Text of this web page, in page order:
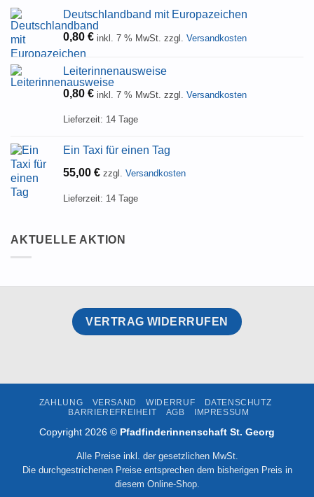
Deutschlandband mit Europazeichen
0,80 € inkl. 7 % MwSt. zzgl. Versandkosten
Leiterinnenausweise
0,80 € inkl. 7 % MwSt. zzgl. Versandkosten
Lieferzeit: 14 Tage
Ein Taxi für einen Tag
55,00 € zzgl. Versandkosten
Lieferzeit: 14 Tage
AKTUELLE AKTION
VERTRAG WIDERRUFEN
ZAHLUNG VERSAND WIDERRUF
DATENSCHUTZ
BARRIEREFREIHEIT
AGB IMPRESSUM
Copyright 2026 © Pfadfinderinnenschaft St. Georg
Alle Preise inkl. der gesetzlichen MwSt.
Die durchgestrichenen Preise entsprechen dem bisherigen Preis in
diesem Online-Shop.